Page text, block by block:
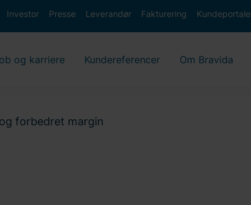
Investor Presse Leverandør Fakturering
og karriere Kundereferencer Om Bravida
forbedret margin